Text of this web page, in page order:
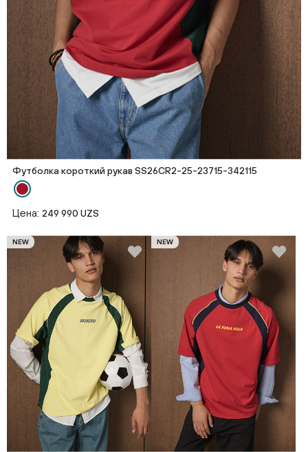
Футболка короткий рукав SS26CR2-25-23715-342115
Цена: 249 990 UZS
NEW NEW